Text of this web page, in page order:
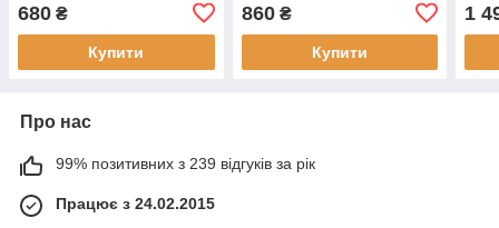
680 ₴
Купити
860₴
Купити
1
Про нас
99% позитивних з 239 відгуків за рік
Працює з 24.02.2015